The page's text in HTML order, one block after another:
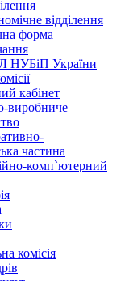
відділення
форма
НУБіП України
кабінет
виробниче
частина
комп`ютерний
комісія